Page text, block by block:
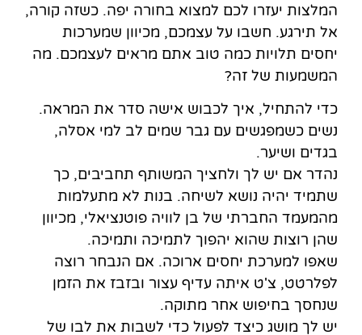
המלצות יעזרו לכם למצוא בחורה יפה. כשזה קורה,
אל תירגע. חשבו על עצמכם, מכיוון שמערכות
יחסים תלויות כמה טוב אתם מראים לעצמכם. מה
המשמעות של זה?
כדי להתחיל, איך לכבוש אישה סדר את המראה.
נשים כשמפגשים עם גבר שמים לב למי אסלה,
בגדים ושיער.
נהדר אם יש לך ולחציך המשותף תחביבים, כך
שתמיד יהיה נושא לשיחה. בנות לא מתעלמות
מהמעמד החברתי של בן לוויה פוטנציאלי, מכיוון
שהן רוצות שהוא יהפוך לתמיכה ותמיכה.
שאפו למערכת יחסים ארוכה. אם הנבחר רוצה
לפלרטט, צ'ט איתה עדיף עצור ובזבז את הזמן
שנחסך בחיפוש אחר מתוקה.
יש לך מושג כיצד לפעול כדי לשבות את לבו של